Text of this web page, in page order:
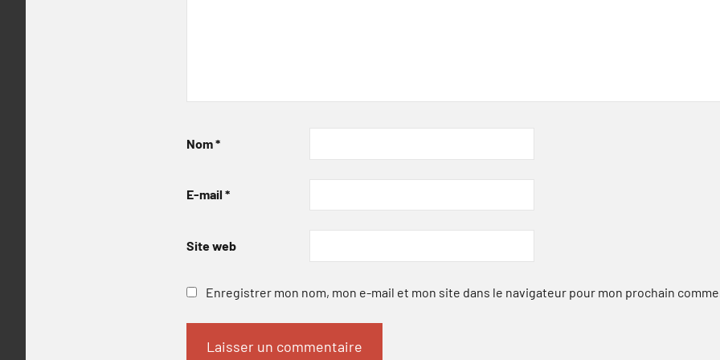
Nom*
E-mail *
Site web
Enregistrer mon nom, mon e-mail et mon site dans le navigateur pour mon prochain